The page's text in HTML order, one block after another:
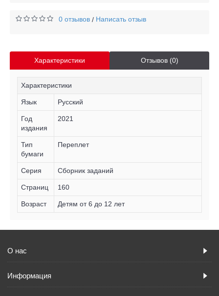
0 отзывов / Написать отзыв
Характеристики Отзывов (0)
Характеристики
Язык Русский
Год
издания
2021
Тип
бумаги
Переплет
Серия Сборник заданий
Страниц 160
Возраст Детям от 6 до 12 лет
О нас
Информация